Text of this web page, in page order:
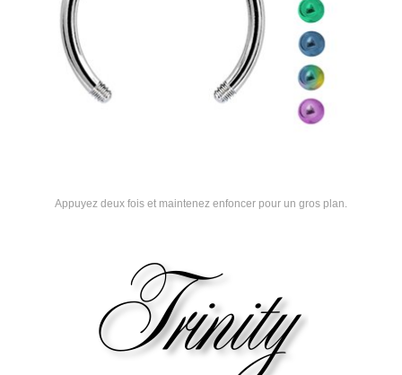
Appuyez deux fois et maintenez enfoncer pour un gros plan.